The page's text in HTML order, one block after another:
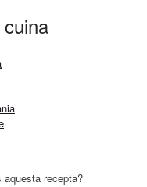
aquesta recepta?